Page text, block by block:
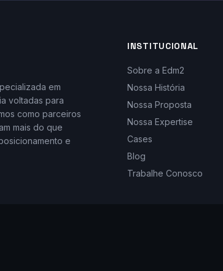
em
voltadas para
como parceiros
mais do que
e
INSTITUCIONAL
Sobre a Edm2
Nossa História
Nossa Proposta
Nossa Expertise
Cases
Blog
Trabalhe Conosco